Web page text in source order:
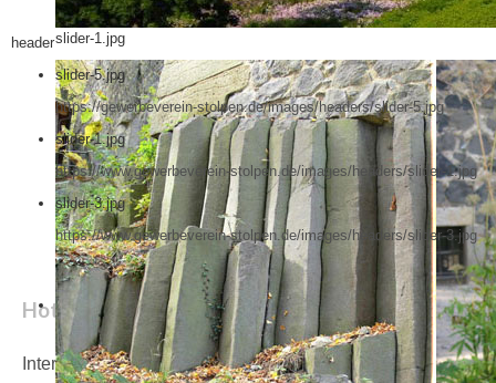
slider-1.jpg
header
slider-5.jpg
https://gewerbeverein-stolpen.de/images/headers/slider-5.jpg
slider-1.jpg
https://www.gewerbeverein-stolpen.de/images/headers/slider-1.jpg
slider-3.jpg
https://www.gewerbeverein-stolpen.de/images/headers/slider-3.jpg
Hotel Goldener Löwe
Internet: www.loewe-stolpen.de